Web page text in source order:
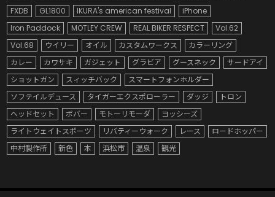
FXDB
GL1800 IKURA's american festival
iPhone
Iron Paddock
MOTLEY CREW REAL BIKER RESPECT
Vol.62
Vol.68
ウイリー オイル カスタムワークス
カラーリング
カレー
カワサキ ガジェット グラビア グースネック
サードアイ
ショットガン
スィッチバック
スマートフォンホルダー
ソフテイルデュース
タイガーエクスポローラー ダッジ
トロン
ヘッドセット
ボバー モトーリモーダ
ヨッシーズ
ライトウェイトスポーツ
リバティーウォーク レース
ロードホッパー
中村製作所
新色 本 浜松市 温泉 観光